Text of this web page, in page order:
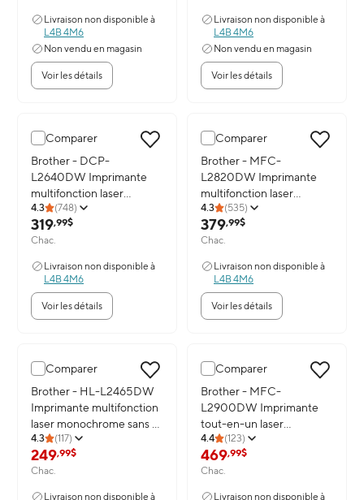
Livraison non disponible à
L4B 4M6
Non vendu en magasin
Voir les détails
Livraison non disponible à
L4B 4M6
Non vendu en magasin
Voir les détails
Comparer
Image du produit: Brother - DCP-L2640DW Imprimante
Brother - DCP-
L2640DW Imprimante
multifonction laser
monochrome
professionnelle
4.3 (748)
319,99$
Chac.
Livraison non disponible à
L4B 4M6
Voir les détails
Comparer
Image du produit: Brother -
Brother - MFC-
L2820DW Imprimante
multifonction laser
monochrome
professionnelle
4.3 (535)
379,99$
Chac.
Livraison non disponible à
L4B 4M6
Voir les détails
Comparer
Image du produit: Brother - HL-L2465DW Imprimante
Brother - HL-L2465DW
Imprimante multifonction
laser monochrome sans fil
compacte compatible
avec l’Abonnement
Refresh
4.3 (117)
249,99$
Chac.
Livraison non disponible à
Comparer
Image du produit: Brother -
Brother - MFC-
L2900DW Imprimante
tout-en-un laser
monochrome sans fil
compacte compatible
avec l’Abonnement
4.4 (123)
469,99$
Chac.
Livraison non disponible à